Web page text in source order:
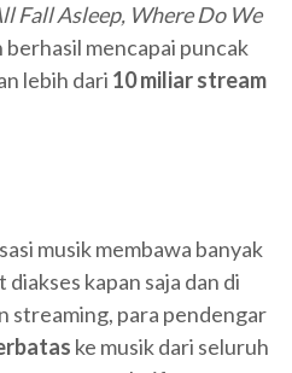
Fall Asleep, Where Do We
berhasil mencapai puncak
lebih dari 10 miliar stream
musik membawa banyak
kapan saja dan di
streaming, para pendengar
ke musik dari seluruh